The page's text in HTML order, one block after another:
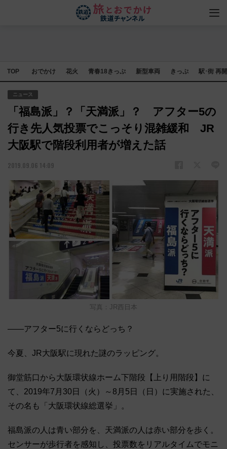
TOP おでかけ 花火 青春18きっぷ 新型車両 きっぷ 駅･街 再
ニュース
「福島派」？「天満派」？ アフター5の
行き先人気投票でこっそり混雑緩和 JR
大阪駅で階段利用者が増えた話
2019.09.06 14:09
写真：JR西日本
――アフター5に行くならどっち？
今夏、JR大阪駅に現れた謎のラッピング。
御堂筋口から大阪環状線ホーム下階段【上り用階段】に
て、2019年7月30日（火）～8月5日（日）に実施された、
その名も「大阪環状線総選挙」。
福島派の人は青い部分を、天満派の人は赤い部分を歩く。
センサーが歩行者を感知し、投票数をリアルタイムでモニ